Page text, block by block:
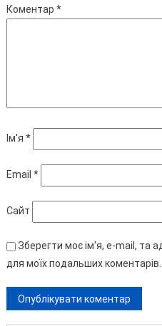
Коментар *
Ім'я *
Email *
Сайт
Зберегти моє ім'я, e-mail, та
для моїх подальших коментарів.